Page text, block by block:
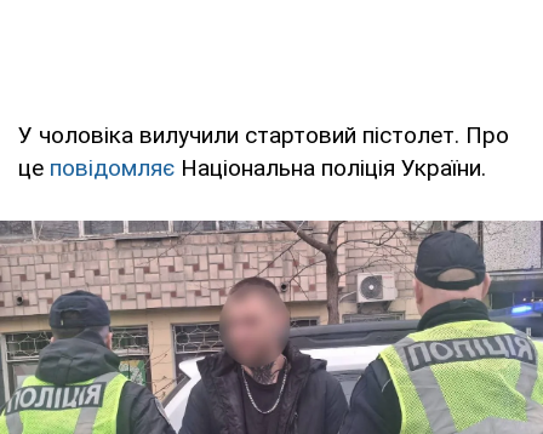
У чоловіка вилучили стартовий пістолет. Про
це повідомляє Національна поліція України.